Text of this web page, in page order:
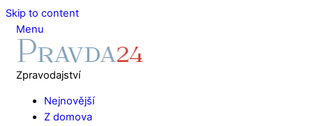
Skip to content
Menu
Zpravodajství
Nejnovější
Z domova